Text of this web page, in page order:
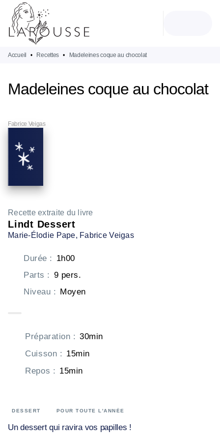
MENU
PIED DE PAGE
Accueil • Recettes • Madeleines coque au chocolat
Madeleines coque au chocolat
Fabrice Veigas
Recette extraite du livre
Lindt Dessert
Marie-Élodie Pape, Fabrice Veigas
Durée : 1h00
Parts : 9 pers.
Niveau : Moyen
Préparation : 30min
Cuisson : 15min
Repos : 15min
DESSERT POUR TOUTE L'ANNÉE
Un dessert qui ravira vos papilles !